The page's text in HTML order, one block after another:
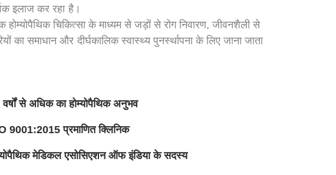
इलाज कर रहा है।
होम्योपैथिक चिकित्सा के माध्यम से जड़ों से रोग निवारण, जीवनशैली से
का समाधान और दीर्घकालिक स्वास्थ्य पुनर्स्थापना के लिए जाना जाता
से अधिक का होम्योपैथिक अनुभव
9001:2015 प्रमाणित क्लिनिक
मेडिकल एसोसिएशन ऑफ इंडिया के सदस्य